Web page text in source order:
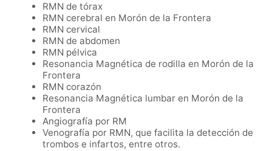
RMN de tórax
RMN cerebral en Morón de la Frontera
RMN cervical
RMN de abdomen
RMN pélvica
Resonancia Magnética de rodilla en Morón de la
Frontera
RMN corazón
Resonancia Magnética lumbar en Morón de la
Frontera
Angiografía por RM
Venografía por RMN, que facilita la detección de
trombos e infartos, entre otros.